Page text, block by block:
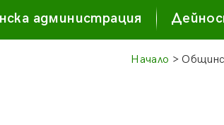
администрация
Начало >